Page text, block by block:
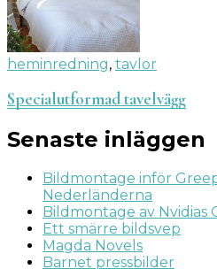
heminredning, tavlor
Specialutformad tavelvägg
Senaste inläggen
Bildmontage inför
Nederländerna
Bildmontage av Nvidias
Ett smärre bildsvep
Magda Novels
Barnet pressbilder